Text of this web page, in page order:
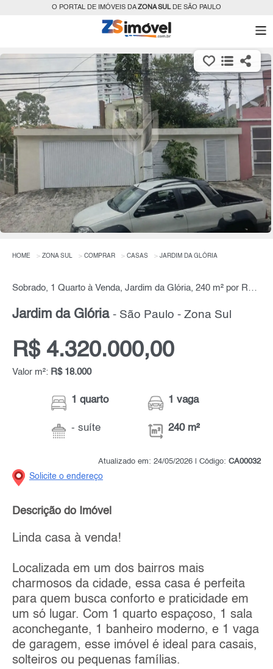
O PORTAL DE IMÓVEIS DAZONA SULDE SÃO PAULO
HOME ZONA SUL COMPRAR CASAS JARDIM DA GLÓRIA
Sobrado, 1 Quarto à Venda, Jardim da Glória, 240 m² por R$ 4.320.000,00
Jardim da Glória - São Paulo - Zona Sul
R$ 4.320.000,00
Valor m²: R$ 18.000
1 quarto
- suíte
1 vaga
240 m²
Atualizado em: 24/05/2026 | Código: CA00032
Solicite o endereço
Descrição do Imóvel
Linda casa à venda!
Localizada em um dos bairros mais
charmosos da cidade, essa casa é perfeita
para quem busca conforto e praticidade em
um só lugar. Com 1 quarto espaçoso, 1 sala
aconchegante, 1 banheiro moderno, e 1 vaga
de garagem, esse imóvel é ideal para casais,
solteiros ou pequenas famílias.